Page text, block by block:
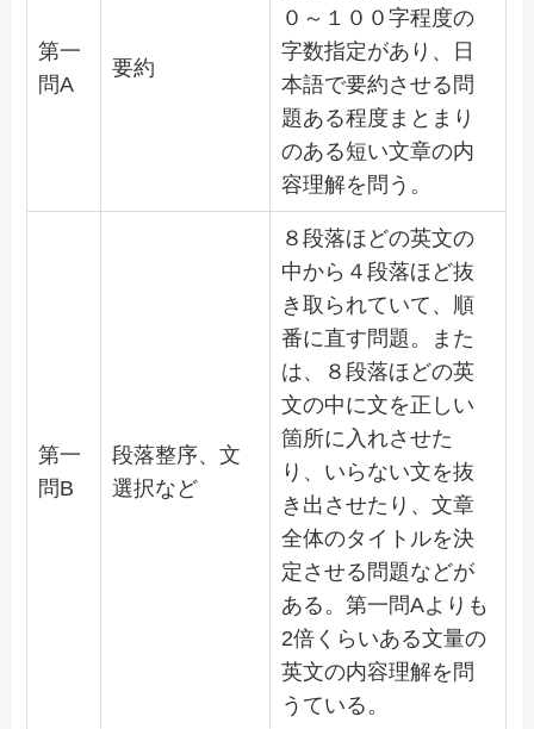
第一
問A
要約
０～１００字程度の
字数指定があり、日
本語で要約させる問
題ある程度まとまり
のある短い文章の内
容理解を問う。
第一
問B
段落整序、文
選択など
８段落ほどの英文の
中から４段落ほど抜
き取られていて、順
番に直す問題。また
は、８段落ほどの英
文の中に文を正しい
箇所に入れさせた
り、いらない文を抜
き出させたり、文章
全体のタイトルを決
定させる問題などが
ある。第一問Aよりも
2倍くらいある文量の
英文の内容理解を問
うている。